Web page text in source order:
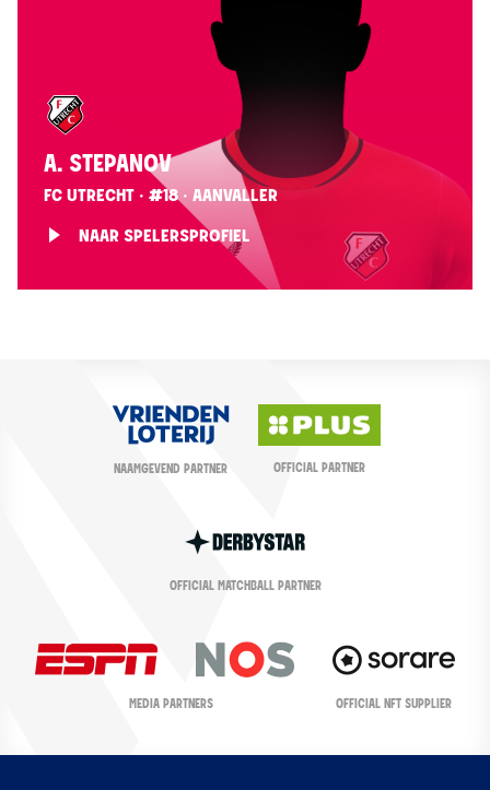
A. STEPANOV
FC UTRECHT · #18 · AANVALLER
NAAR SPELERSPROFIEL
NAAMGEVEND PARTNER OFFICIAL PARTNER
OFFICIAL MATCHBALL PARTNER
MEDIA PARTNERS OFFICIAL NFT SUPPLIER